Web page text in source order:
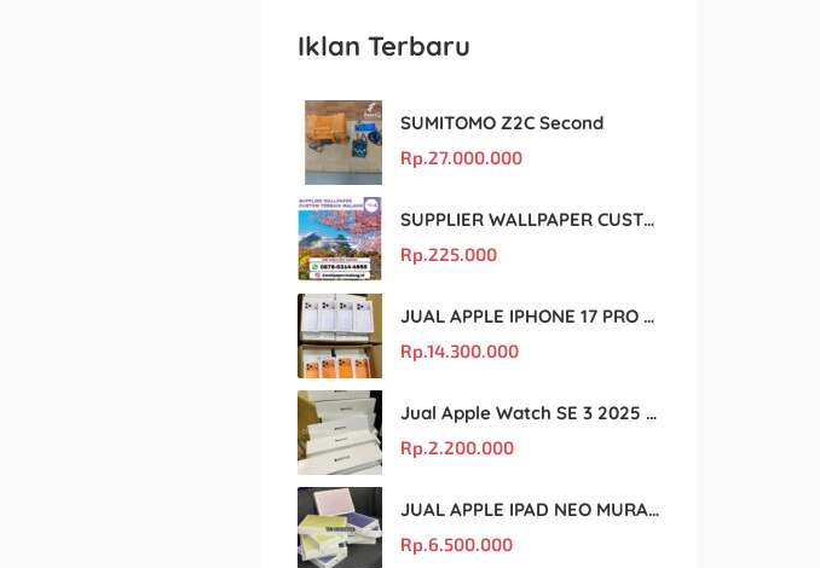
Iklan Terbaru
SUMITOMO Z2C Second
Rp.27.000.000
SUPPLIER WALLPAPER CUSTOM TERBAIK MALANG
Rp.225.000
JUAL APPLE IPHONE 17 PRO MAX MURAH DAN ORIGINAL
Rp.14.300.000
Jual Apple Watch SE 3 2025 BM Murah Dan original
Rp.2.200.000
JUAL APPLE IPAD NEO MURAH DAN ORIGINAL
Rp.6.500.000